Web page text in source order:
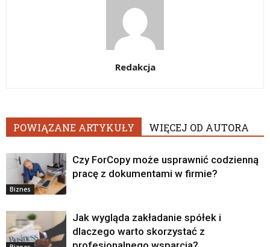
Redakcja
POWIĄZANE ARTYKUŁY WIĘCEJ OD AUTORA
Biznes
Czy ForCopy może usprawnić codzienną
pracę z dokumentami w firmie?
Jak wygląda zakładanie spółek i
dlaczego warto skorzystać z